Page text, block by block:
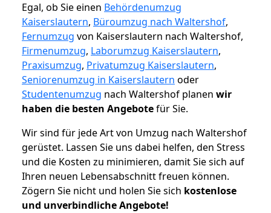
Egal, ob Sie einen Behördenumzug
Kaiserslautern, Büroumzug nach Waltershof,
Fernumzug von Kaiserslautern nach Waltershof,
Firmenumzug, Laborumzug Kaiserslautern,
Praxisumzug, Privatumzug Kaiserslautern,
Seniorenumzug in Kaiserslautern oder
Studentenumzug nach Waltershof planen wir
haben die besten Angebotefür Sie.
Wir sind für jede Art von Umzug nach Waltershof
gerüstet. Lassen Sie uns dabei helfen, den Stress
und die Kosten zu minimieren, damit Sie sich auf
Ihren neuen Lebensabschnitt freuen können.
Zögern Sie nicht und holen Sie sich kostenlose
und unverbindliche Angebote!